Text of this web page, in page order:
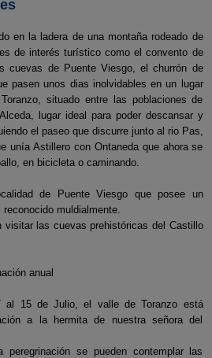
en la ladera de una montaña rodeado de
de interés turístico como el convento de
cuevas de Puente Viesgo, el churrón de
pasen unos dias inolvidables en un lugar
situado entre las poblaciones de
lugar ideal para poder descansar y
el paseo que discurre junto al rio Pas,
unía Astillero con Ontaneda que ahora se
en bicicleta o caminando.
de Puente Viesgo que posee un
muldialmente.
visitar las cuevas prehistóricas del Castillo
anual
al 15 de Julio, el valle de Toranzo está
a la hermita de nuestra señora del
se pueden contemplar las